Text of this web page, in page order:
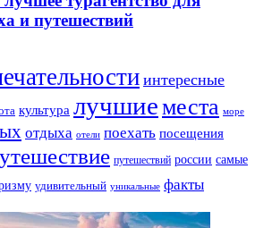
и путешествий
интересные
культура лучшиеместа море
отдыха отели поехать посещения
путешествий россии самые
удивительный уникальные факты